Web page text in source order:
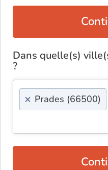
Dans quelle(s)
?
× Prades (66500)